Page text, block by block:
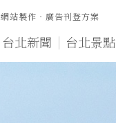
台北新聞 台北景點
網站製作‧廣告刊登方案